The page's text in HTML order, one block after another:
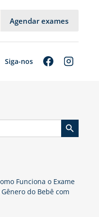
Agendar exames
Siga-nos
Search Button
Funciona o Exame
do Bebê com